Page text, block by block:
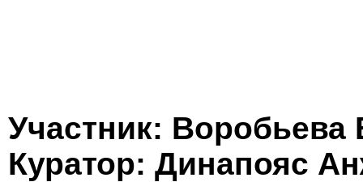
Участник: Воробьева
Куратор: Динапояс